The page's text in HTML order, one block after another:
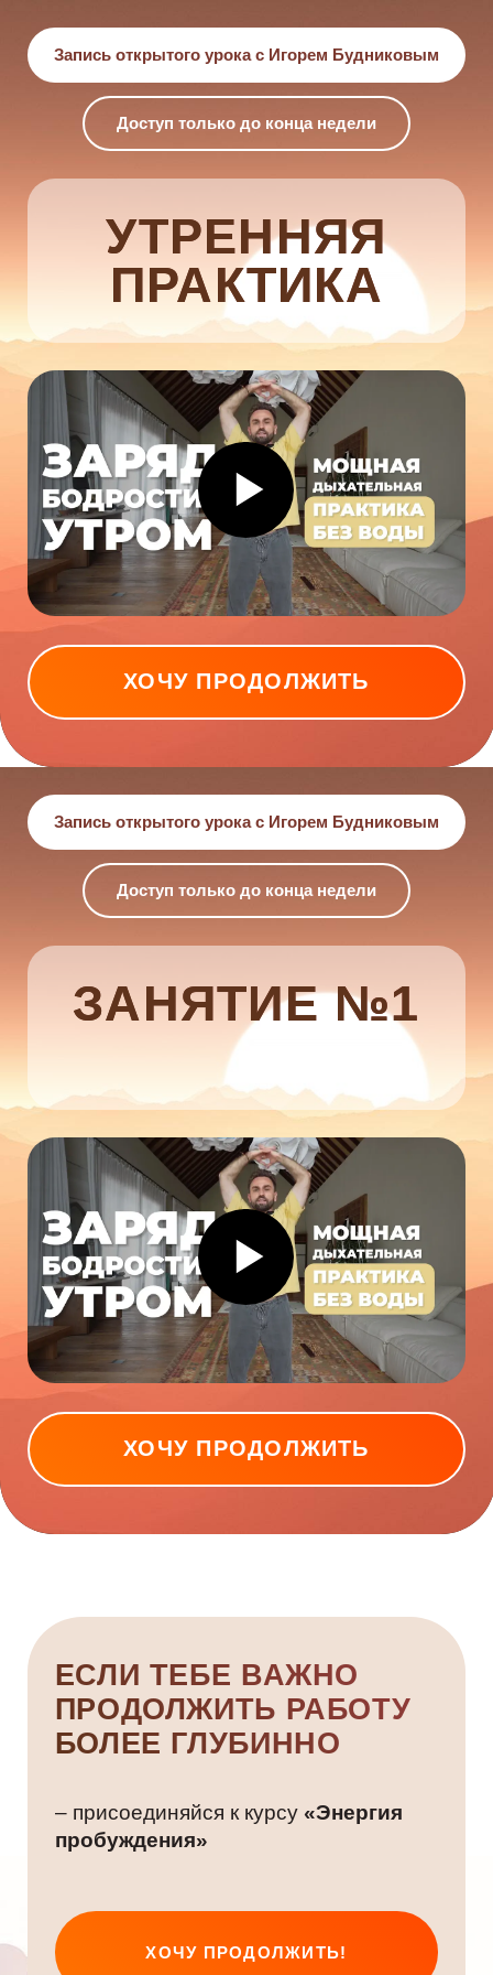
Доступ только до конца недели
УТРЕННЯЯ
ПРАКТИКА
ХОЧУ ПРОДОЛЖИТЬ
Доступ только до конца недели
ЗАНЯТИЕ №1
ХОЧУ ПРОДОЛЖИТЬ
ЕСЛИ ТЕБЕ ВАЖНО
ПРОДОЛЖИТЬ РАБОТУ
– присоединяйся к курсу«Энергия
пробуждения»